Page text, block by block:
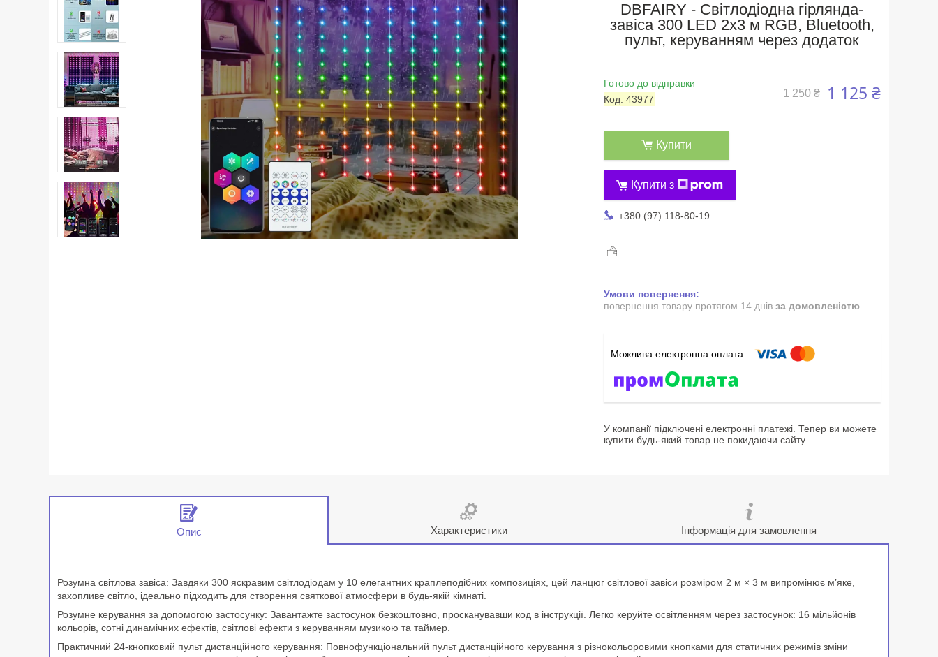
DBFAIRY - Світлодіодна гірлянда-
завіса 300 LED 2x3 м RGB, Bluetooth,
пульт, керуванням через додаток
Готово до відправки
Код: 43977 1 250 ₴ 1 125 ₴
Купити
Купити з
+380 (97) 118-80-19
повернення товару протягом 14 днів за домовленістю
У компанії підключені електронні платежі. Тепер ви можете
купити будь-який товар не покидаючи сайту.
Опис Характеристики Інформація для замовлення
Розумна світлова завіса: Завдяки 300 яскравим світлодіодам у 10 елегантних краплеподібних композиціях, цей ланцюг світлової завіси розміром 2 м × 3 м випромінює м’яке,
захопливе світло, ідеально підходить для створення святкової атмосфери в будь-якій кімнаті.
Розумне керування за допомогою застосунку: Завантажте застосунок безкоштовно, просканувавши код в інструкції. Легко керуйте освітленням через застосунок: 16 мільйонів
кольорів, сотні динамічних ефектів, світлові ефекти з керуванням музикою та таймер.
Практичний 24-кнопковий пульт дистанційного керування: Повнофункціональний пульт дистанційного керування з різнокольоровими кнопками для статичних режимів зміни